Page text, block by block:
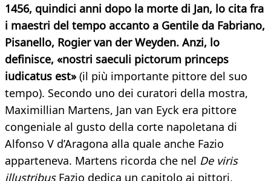
1456, quindici anni dopo la morte di Jan, lo cita fra
i maestri del tempo accanto a Gentile da Fabriano,
Pisanello, Rogier van der Weyden. Anzi, lo
definisce, «nostri saeculi pictorum princeps
iudicatus est» (il più importante pittore del suo
tempo). Secondo uno dei curatori della mostra,
Maximillian Martens, Jan van Eyck era pittore
congeniale al gusto della corte napoletana di
Alfonso V d’Aragona alla quale anche Fazio
apparteneva. Martens ricorda che nel De viris
illustribusFazio dedica un capitolo ai pittori,